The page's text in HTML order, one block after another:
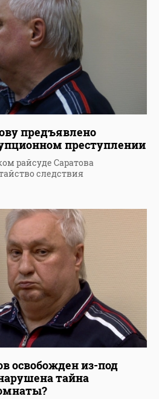
предъявлено
преступлении
райсуде Саратова
следствия
освобожден из-под
тайна